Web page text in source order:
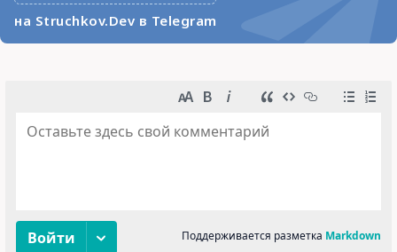
на Struchkov.Dev в Telegram